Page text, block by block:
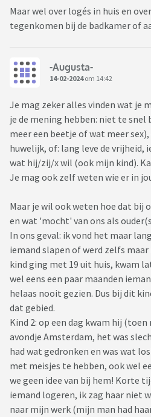
Maar wel over logés in huis en
tegenkomen bij de badkamer of
-Augusta-
14-02-2024om 14:42
Je mag zeker alles vinden wat je
je de mening hebben: niet te
meer een beetje of wat meer
huwelijk, of: lang leve de vrijheid,
wat hij/zij/x wil (ook mijn kind).
Je mag ook zelf weten wie er in
Maar je wil ook weten hoe dat bij
en wat 'mocht' van ons als
In ons geval: ik vond het maar
iemand slapen of werd zelfs
kind ging met 19 uit huis, kwam
wel eens een paar maanden
helaas nooit gezien. Dus bij dit
dat gebied.
Kind 2: op een dag kwam hij
avondje Amsterdam, het was
had wat gedronken en was wat
met meisjes te hebben, ook wel
we geen idee van bij hem! Korte
iemand logeren, ik zag haar niet
naar mijn werk (mijn man had